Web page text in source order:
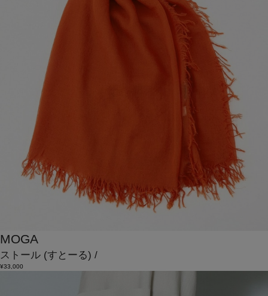
MOGA
ストール (すとーる) /
¥33,000